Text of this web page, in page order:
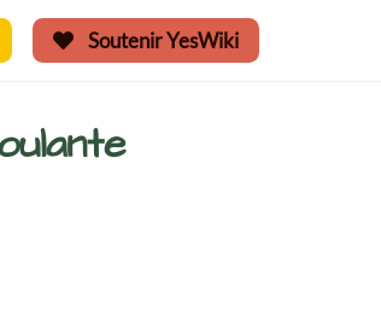
Soutenir YesWiki